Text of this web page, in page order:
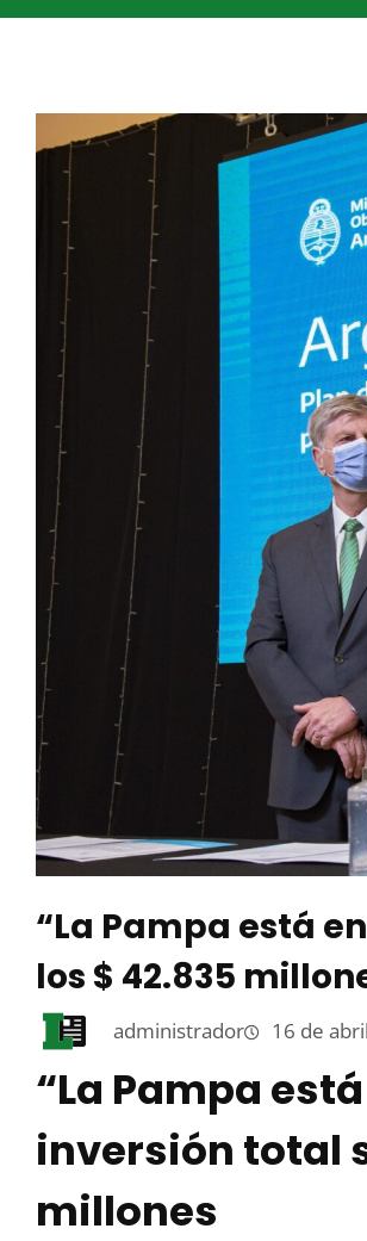
“La Pampa está
los $ 42.835
administrador 16 de
“La Pampa
inversión total
millones